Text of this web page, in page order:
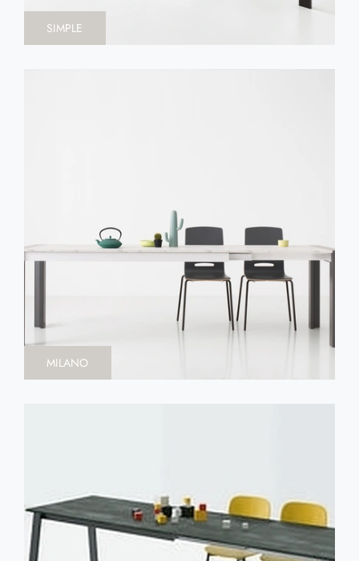
SIMPLE
MILANO